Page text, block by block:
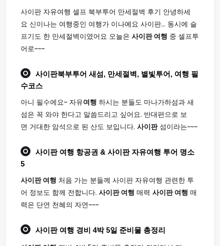
사이판 자유여행 셀프 북부투어 만세절벽 후기 안녕하세
요 신이나는 여행중인 여행가 이나예요 사이판... 동시에 슬
프기도 한 만세절벽이였어요 오늘은 사이판 여행 중 셀프투
어로~~~
사이판북부투어 새섬, 만세절벽, 별빛투어, 여행 필
수코스
아니 필수에요~ 자유여행 하시는 분들도 마나가하섬과 새
섬은 꼭 와야 한다고 말씀드리고 싶어요. 반대편으로 보
면 거대한 암석으로 된 산도 보입니다. 사이판섬이라는~~~
사이판 여행 항공권 & 사이판 자유여행 투어 명소
5
사이판 여행 처음 가는 분들께 사이판 자유여행 관련한 투
어 정보도 함께 전합니다. 사이판 여행 매력 사이판 여행 매
력은 단연 천혜의 자연~~~
사이판 여행 경비 4박 5일 준비물 총정리